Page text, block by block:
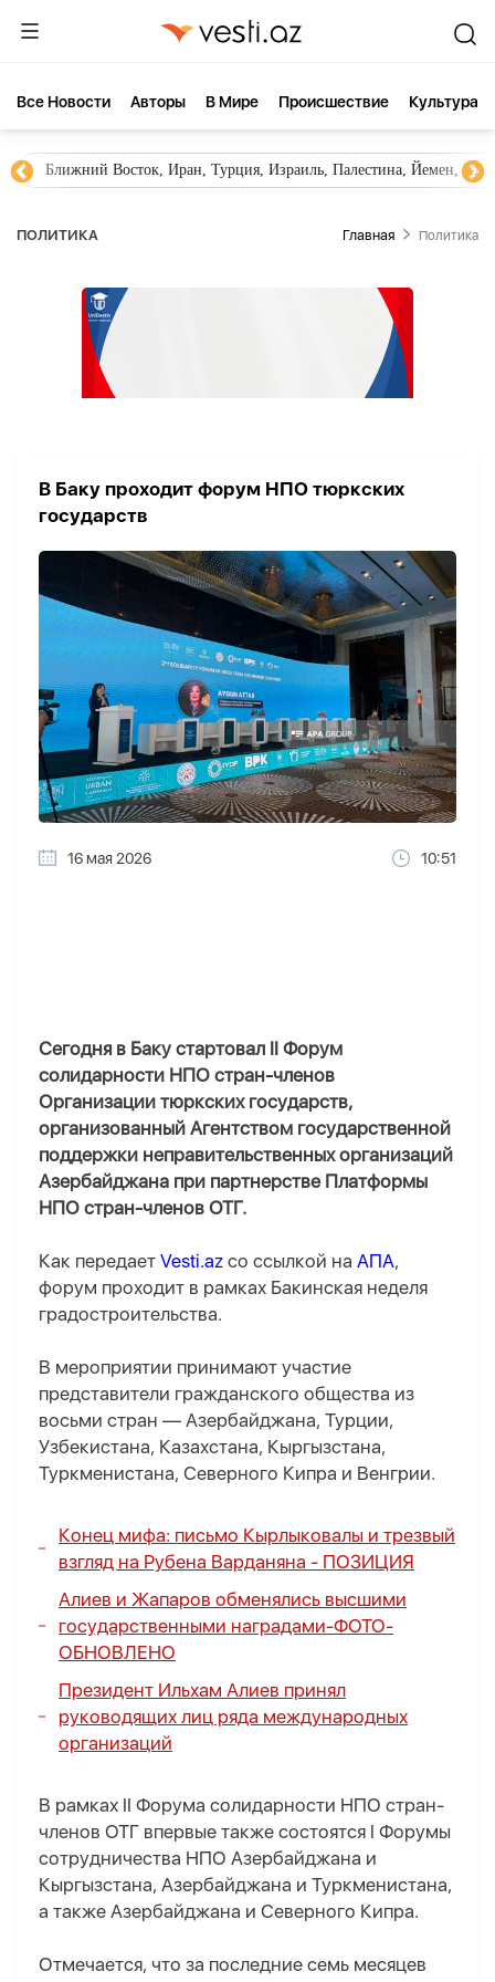
Все Новости Aвторы В Мире Происшествие Культура
Ближний Восток, Иран, Турция, Израиль, Палестина, Йемен,
ПОЛИТИКА Главная Политика
В Баку проходит форум НПО тюркских
государств
16 мая 2026 10:51
Сегодня в Баку стартовал II Форум
солидарности НПО стран-членов
Организации тюркских государств,
организованный Агентством государственной
поддержки неправительственных организаций
Азербайджана при партнерстве Платформы
НПО стран-членов ОТГ.
Как передает Vesti.az со ссылкой на АПА,
форум проходит в рамках Бакинская неделя
градостроительства.
В мероприятии принимают участие
представители гражданского общества из
восьми стран — Азербайджана, Турции,
Узбекистана, Казахстана, Кыргызстана,
Туркменистана, Северного Кипра и Венгрии.
Конец мифа: письмо Кырлыковалы и трезвый
взгляд на Рубена Варданяна - ПОЗИЦИЯ
Алиев и Жапаров обменялись высшими
государственными наградами-ФОТО-
ОБНОВЛЕНО
Президент Ильхам Алиев принял
руководящих лиц ряда международных
организаций
В рамках II Форума солидарности НПО стран-
членов ОТГ впервые также состоятся I Форумы
сотрудничества НПО Азербайджана и
Кыргызстана, Азербайджана и Туркменистана,
а также Азербайджана и Северного Кипра.
Отмечается, что за последние семь месяцев